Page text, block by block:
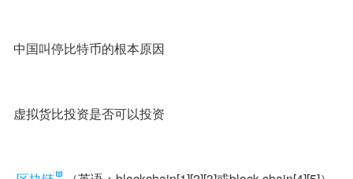
中国叫停比特币的根本原因
虚拟货比投资是否可以投资